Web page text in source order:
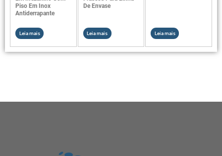
Piso Em Inox
Antiderrapante
Leia mais
De Envase
Leia mais Leia mais